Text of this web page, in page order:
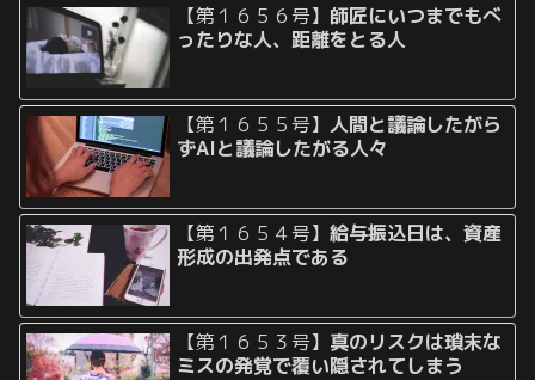
【第１６５６号】 師匠にいつまでもべ
ったりな人、距離をとる人
【第１６５５号】人間と議論したがら
ずAIと議論したがる人々
【第１６５４号】給与振込日は、資産
形成の出発点である
【第１６５３号】 真のリスクは瑣末な
ミスの発覚で覆い隠されてしまう